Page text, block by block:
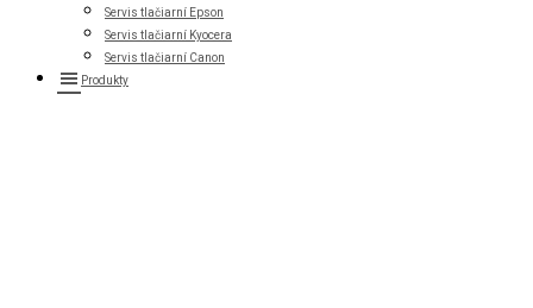
Servis tlačiarní Epson
Servis tlačiarní Kyocera
Servis tlačiarní Canon
Produkty